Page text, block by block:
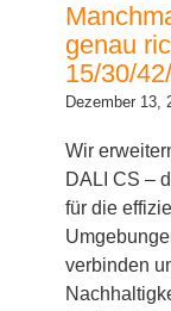
genau
15/30/
Dezember 13,
Wir
DALI CS –
für die
verbinden